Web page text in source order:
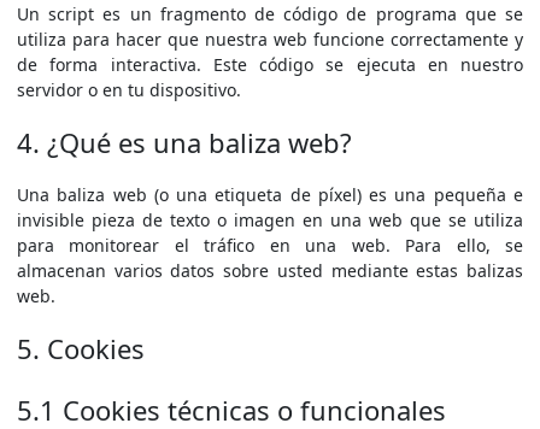
Un script es un fragmento de código de programa que se
utiliza para hacer que nuestra web funcione correctamente y
de forma interactiva. Este código se ejecuta en nuestro
servidor o en tu dispositivo.
4. ¿Qué es una baliza web?
Una baliza web (o una etiqueta de píxel) es una pequeña e
invisible pieza de texto o imagen en una web que se utiliza
para monitorear el tráfico en una web. Para ello, se
almacenan varios datos sobre usted mediante estas balizas
web.
5. Cookies
5.1 Cookies técnicas o funcionales